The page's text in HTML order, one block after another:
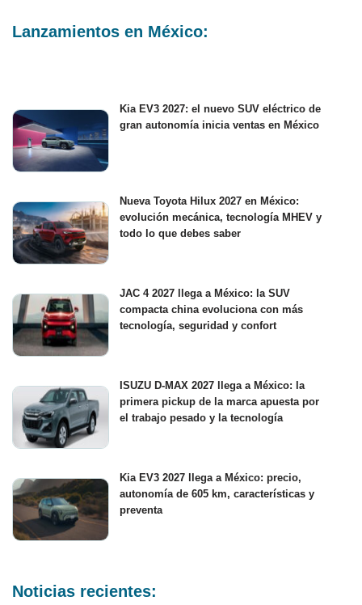
Lanzamientos en México:
Kia EV3 2027: el nuevo SUV eléctrico de
gran autonomía inicia ventas en México
Nueva Toyota Hilux 2027 en México:
evolución mecánica, tecnología MHEV y
todo lo que debes saber
JAC 4 2027 llega a México: la SUV
compacta china evoluciona con más
tecnología, seguridad y confort
ISUZU D-MAX 2027 llega a México: la
primera pickup de la marca apuesta por
el trabajo pesado y la tecnología
Kia EV3 2027 llega a México: precio,
autonomía de 605 km, características y
preventa
Noticias recientes: